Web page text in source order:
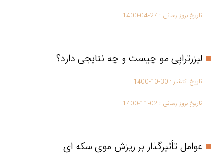
تاریخ بروز رسانی : 1400-04-27
لیزرتراپی مو چیست و چه نتایجی دارد؟
تاریخ انتشار : 1400-10-30
تاریخ بروز رسانی : 1400-11-02
عوامل تأثیرگذار بر ریزش موی سکه ای